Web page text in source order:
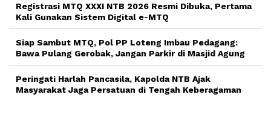
Registrasi MTQ XXXI NTB 2026 Resmi Dibuka, Pertama
Kali Gunakan Sistem Digital e-MTQ
Siap Sambut MTQ, Pol PP Loteng Imbau Pedagang:
Bawa Pulang Gerobak, Jangan Parkir di Masjid Agung
Peringati Harlah Pancasila, Kapolda NTB Ajak
Masyarakat Jaga Persatuan di Tengah Keberagaman